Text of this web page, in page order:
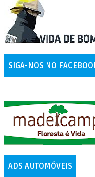
SIGA-NOS NO
ADS AUTOMÓVEIS